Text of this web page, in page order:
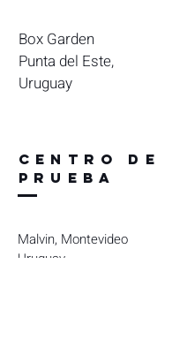
Box Garden
Punta del Este,
Uruguay
CENTRO DE
PRUEBA
Malvin, Montevideo
Uruguay